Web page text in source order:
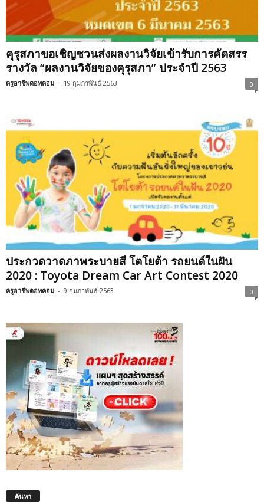
คุรุสภาขอเชิญชวนส่งผลงานวิจัยเข้ารับการคัดสรร
รางวัล “ผลงานวิจัยของคุรุสภา” ประจำปี 2563
ครูอาชีพดอทคอม - 19 กุมภาพันธ์ 2563 0
ประกวดวาดภาพระบายสี โตโยต้า รถยนต์ในฝัน
2020 : Toyota Dream Car Art Contest 2020
ครูอาชีพดอทคอม - 9 กุมภาพันธ์ 2563 0
ค้นหา